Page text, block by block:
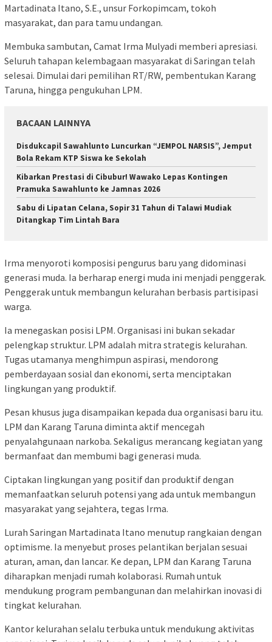
Martadinata Itano, S.E., unsur Forkopimcam, tokoh
masyarakat, dan para tamu undangan.
Membuka sambutan, Camat Irma Mulyadi memberi apresiasi.
Seluruh tahapan kelembagaan masyarakat di Saringan telah
selesai. Dimulai dari pemilihan RT/RW, pembentukan Karang
Taruna, hingga pengukuhan LPM.
BACAAN LAINNYA
Disdukcapil Sawahlunto Luncurkan “JEMPOL NARSIS”, Jemput
Bola Rekam KTP Siswa ke Sekolah
Kibarkan Prestasi di Cibubur! Wawako Lepas Kontingen
Pramuka Sawahlunto ke Jamnas 2026
Sabu di Lipatan Celana, Sopir 31 Tahun di Talawi Mudiak
Ditangkap Tim Lintah Bara
Irma menyoroti komposisi pengurus baru yang didominasi
generasi muda. Ia berharap energi muda ini menjadi penggerak.
Penggerak untuk membangun kelurahan berbasis partisipasi
warga.
Ia menegaskan posisi LPM. Organisasi ini bukan sekadar
pelengkap struktur. LPM adalah mitra strategis kelurahan.
Tugas utamanya menghimpun aspirasi, mendorong
pemberdayaan sosial dan ekonomi, serta menciptakan
lingkungan yang produktif.
Pesan khusus juga disampaikan kepada dua organisasi baru itu.
LPM dan Karang Taruna diminta aktif mencegah
penyalahgunaan narkoba. Sekaligus merancang kegiatan yang
bermanfaat dan membumi bagi generasi muda.
Ciptakan lingkungan yang positif dan produktif dengan
memanfaatkan seluruh potensi yang ada untuk membangun
masyarakat yang sejahtera, tegas Irma.
Lurah Saringan Martadinata Itano menutup rangkaian dengan
optimisme. Ia menyebut proses pelantikan berjalan sesuai
aturan, aman, dan lancar. Ke depan, LPM dan Karang Taruna
diharapkan menjadi rumah kolaborasi. Rumah untuk
mendukung program pembangunan dan melahirkan inovasi di
tingkat kelurahan.
Kantor kelurahan selalu terbuka untuk mendukung aktivitas